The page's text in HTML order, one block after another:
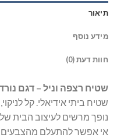
תיאור
מידע נוסף
חוות דעת (0)
שטיח רצפה וניל – דגם
שטיח ביתי אידיאלי. קל
נופך מרשים לעיצוב הבית
אי אפשר להתעלם מהצבעים